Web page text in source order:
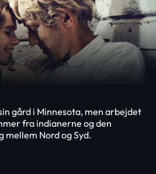
gård i Minnesota, men arbejdet
fra indianerne og den
Nord og Syd.